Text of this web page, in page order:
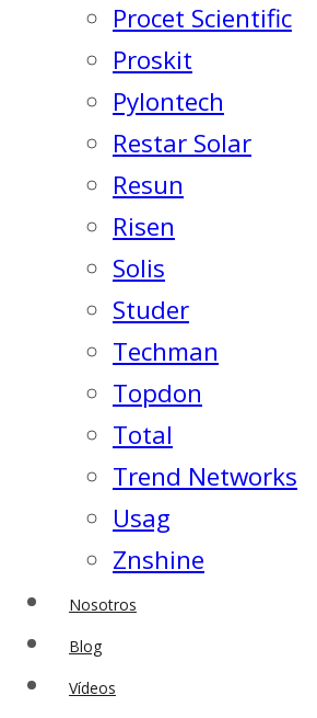
Procet Scientific
Proskit
Pylontech
Restar Solar
Resun
Risen
Solis
Studer
Techman
Topdon
Total
Trend Networks
Usag
Znshine
Nosotros
Blog
Vídeos